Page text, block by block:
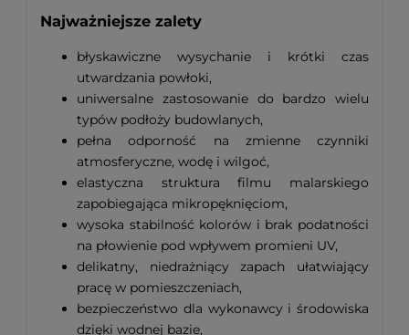
Najważniejsze zalety
błyskawiczne wysychanie i krótki czas
utwardzania powłoki,
uniwersalne zastosowanie do bardzo wielu
typów podłoży budowlanych,
pełna odporność na zmienne czynniki
atmosferyczne, wodę i wilgoć,
elastyczna struktura filmu malarskiego
zapobiegająca mikropęknięciom,
wysoka stabilność kolorów i brak podatności
na płowienie pod wpływem promieni UV,
delikatny, niedrażniący zapach ułatwiający
pracę w pomieszczeniach,
bezpieczeństwo dla wykonawcy i środowiska
dzięki wodnej bazie,